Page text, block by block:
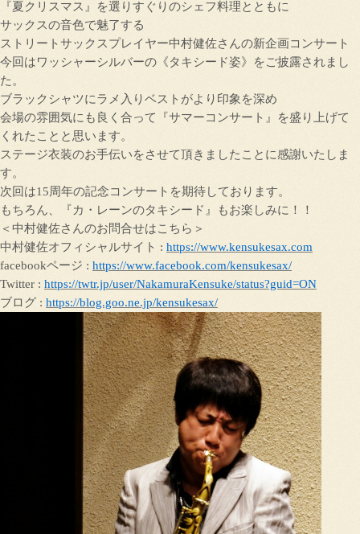
『夏クリスマス』を選りすぐりのシェフ料理とともに
サックスの音色で魅了する
ストリートサックスプレイヤー中村健佐さんの新企画コンサート
今回はワッシャーシルバーの《タキシード姿》をご披露されまし
た。
ブラックシャツにラメ入りベストがより印象を深め
会場の雰囲気にも良く合って『サマーコンサート』を盛り上げて
くれたことと思います。
ステージ衣装のお手伝いをさせて頂きましたことに感謝いたしま
す。
次回は15周年の記念コンサートを期待しております。
もちろん、『カ・レーンのタキシード』もお楽しみに！！
＜中村健佐さんのお問合せはこちら＞
中村健佐オフィシャルサイト : https://www.kensukesax.com
facebookページ : https://www.facebook.com/kensukesax/
Twitter : https://twtr.jp/user/NakamuraKensuke/status?guid=ON
ブログ : https://blog.goo.ne.jp/kensukesax/